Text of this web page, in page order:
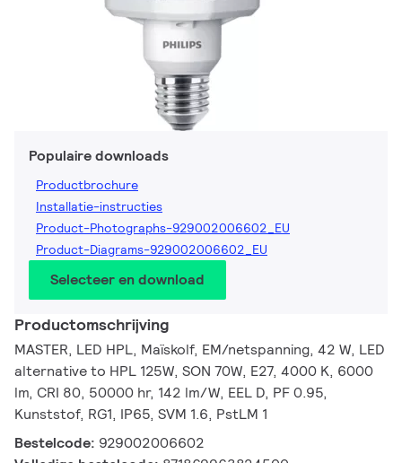
Populaire downloads
Productbrochure
Installatie-instructies
Product-Photographs-929002006602_EU
Product-Diagrams-929002006602_EU
Selecteer en download
Productomschrijving
MASTER, LED HPL, Maïskolf, EM/netspanning, 42 W, LED
alternative to HPL 125W, SON 70W, E27, 4000 K, 6000
lm, CRI 80, 50000 hr, 142 lm/W, EEL D, PF 0.95,
Kunststof, RG1, IP65, SVM 1.6, PstLM 1
Bestelcode: 929002006602